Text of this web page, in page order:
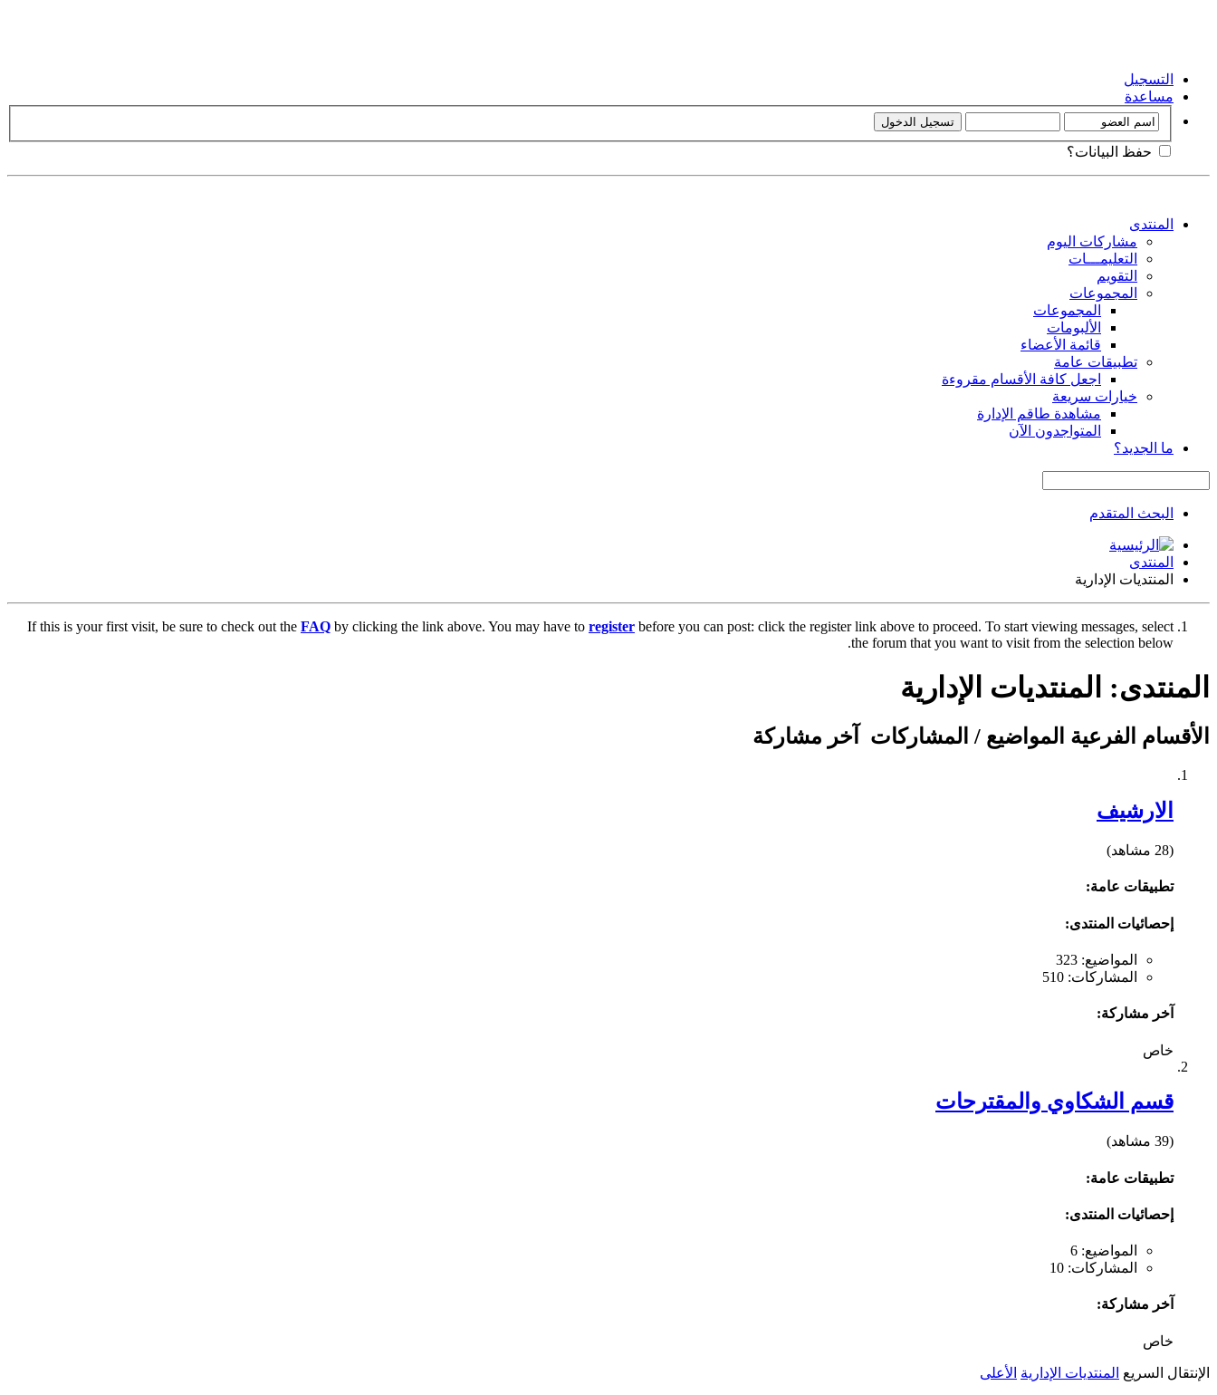
التسجيل
مساعدة
حفظ البيانات؟
المنتدى
مشاركات اليوم
التعليمـــات
التقويم
المجموعات
المجموعات
الألبومات
قائمة الأعضاء
تطبيقات عامة
اجعل كافة الأقسام مقروءة
خيارات سريعة
مشاهدة طاقم الإدارة
المتواجدون الآن
ما الجديد؟
البحث المتقدم
المنتدى
المنتديات الإدارية
If this is your first visit, be sure to check out the FAQ by clicking the link above. You may have to register before you can post: click the register link above to proceed. To start viewing messages, select
the forum that you want to visit from the selection below.
المنتدى: المنتديات الإدارية
الأقسام الفرعية المواضيع / المشاركات آخر مشاركة
الارشيف
(28 مشاهد)
تطبيقات عامة:
إحصائيات المنتدى:
المواضيع: 323
المشاركات: 510
آخر مشاركة:
خاص
قسم الشكاوي والمقترحات
(39 مشاهد)
تطبيقات عامة:
إحصائيات المنتدى:
المواضيع: 6
المشاركات: 10
آخر مشاركة:
خاص
الإنتقال السريع المنتديات الإدارية الأعلى